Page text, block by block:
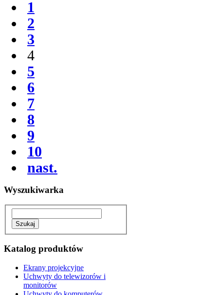
1
2
3
4
5
6
7
8
9
10
nast.
Wyszukiwarka
Katalog produktów
Ekrany projekcyjne
Uchwyty do telewizorów i
monitorów